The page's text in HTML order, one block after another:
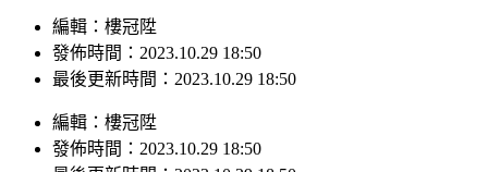
發佈時間：2023.10.29 18:50
最後更新時間：2023.10.29 18:50
發佈時間：2023.10.29 18:50
最後更新時間：2023.10.29 18:50